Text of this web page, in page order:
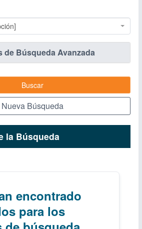
de Búsqueda Avanzada
Buscar
Nueva Búsqueda
la Búsqueda
encontrado
para los